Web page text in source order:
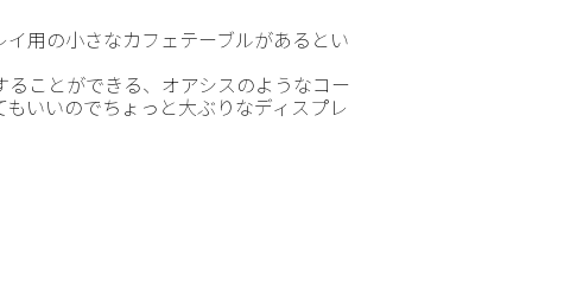
用の小さなカフェテーブルがあるとい
ことができる、オアシスのようなコー
いいのでちょっと大ぶりなディスプレ